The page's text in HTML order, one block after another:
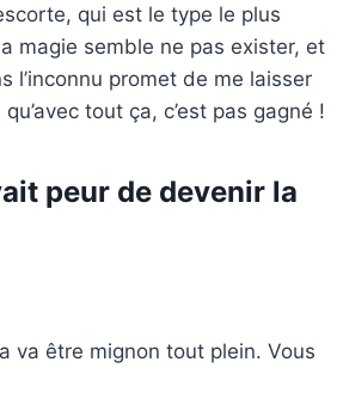
qui est le type le plus
magie semble ne pas exister, et
l’inconnu promet de me laisser
tout ça, c’est pas gagné !
peur de devenir la
va être mignon tout plein. Vous